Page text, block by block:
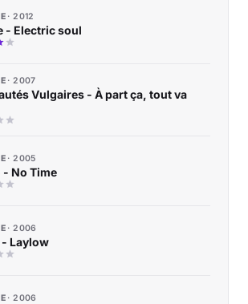
2012
- Electric soul
2007
Vulgaires - À part ça, tout va
2005
- No Time
2006
Laylow
2006